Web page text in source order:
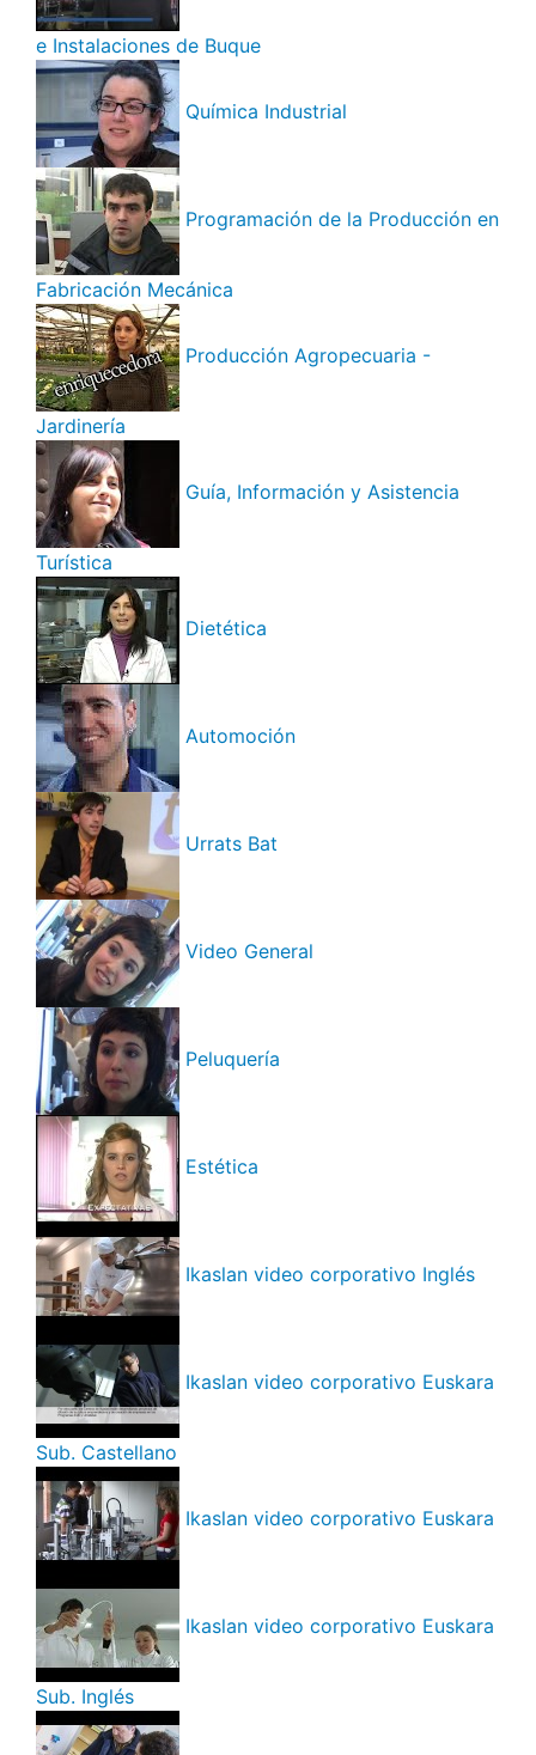
e Instalaciones de Buque
Química Industrial
Programación de la Producción en
Fabricación Mecánica
Producción Agropecuaria -
Jardinería
Guía, Información y Asistencia
Turística
Dietética
Automoción
Urrats Bat
Video General
Peluquería
Estética
Ikaslan video corporativo Inglés
Ikaslan video corporativo Euskara
Sub. Castellano
Ikaslan video corporativo Euskara
Ikaslan video corporativo Euskara
Sub. Inglés